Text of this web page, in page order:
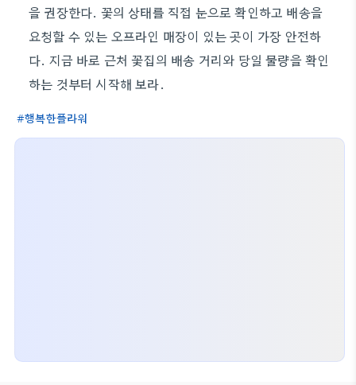
을 권장한다. 꽃의 상태를 직접 눈으로 확인하고 배송을
요청할 수 있는 오프라인 매장이 있는 곳이 가장 안전하
다. 지금 바로 근처 꽃집의 배송 거리와 당일 물량을 확인
하는 것부터 시작해 보라.
행복한플라워